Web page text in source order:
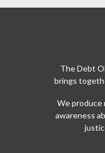
The Debt
brings
We produce
awareness